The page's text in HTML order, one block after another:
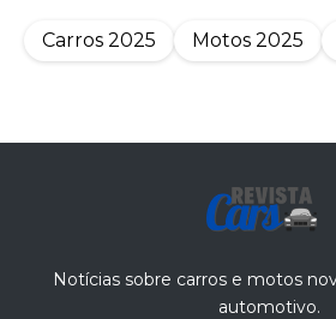
Carros 2025 Motos 2025
Notícias sobre carros e motos
automotivo.